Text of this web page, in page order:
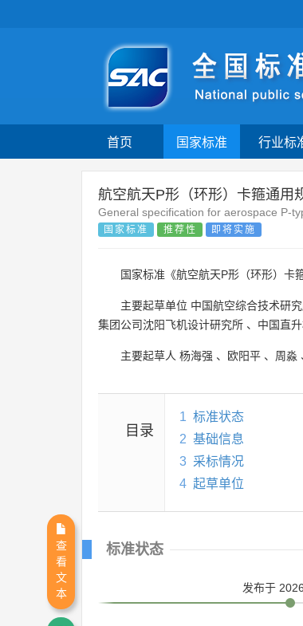
首页 国家标准 行业标
航空航天P形（环形）卡箍通用
General specification for aerospace P-
国家标准 推荐性 即将实施
国家标准《航空航天P形（环形）卡
主要起草单位 中国航空综合技术研
集团公司沈阳飞机设计研究所 、 中国直
主要起草人 杨海强 、 欧阳平 、 周淼
目录
1 标准状态
2 基础信息
3 采标情况
4 起草单位
标准状态
发布于
查
看
文
本